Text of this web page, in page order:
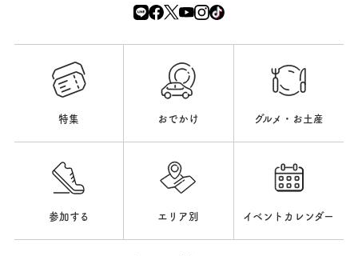
特集 おでかけ グルメ・お土産
参加する エリア別 イベントカレンダー